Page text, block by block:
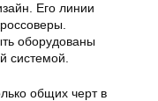
Его линии
оборудованы
системой.
общих черт в